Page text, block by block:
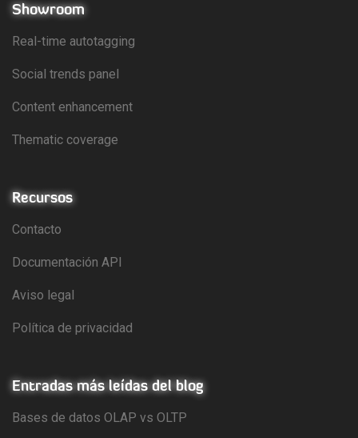
Showroom
Real-time autotagging
Social trends panel
Content enhancement
Thematic coverage
Recursos
Contacto
Documentación API
Aviso legal
Política de privacidad
Entradas más leídas del blog
Bases de datos OLAP vs OLTP